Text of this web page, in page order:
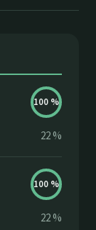
100 %
22%
100 %
22%